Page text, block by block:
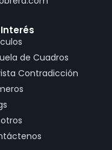
de Cuadros
Contradicción